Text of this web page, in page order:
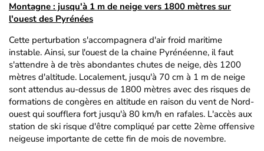
Montagne : jusqu'à 1 m de neige vers 1800 mètres sur
l'ouest des Pyrénées
Cette perturbation s'accompagnera d'air froid maritime
instable. Ainsi, sur l'ouest de la chaine Pyrénéenne, il faut
s'attendre à de très abondantes chutes de neige, dès 1200
mètres d'altitude. Localement, jusqu'à 70 cm à 1 m de neige
sont attendus au-dessus de 1800 mètres avec des risques de
formations de congères en altitude en raison du vent de Nord-
ouest qui soufflera fort jusqu'à 80 km/h en rafales. L'accès aux
station de ski risque d'être compliqué par cette 2ème offensive
neigeuse importante de cette fin de mois de novembre.